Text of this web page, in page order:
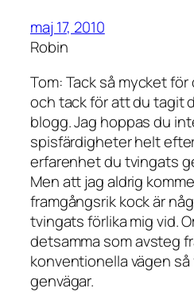
maj 17, 2010
Robin
Tom: Tack så mycket
och tack för att du tagit
blogg. Jag hoppas du
spisfärdigheter helt
erfarenhet du tvingats
Men att jag aldrig
framgångsrik kock är
tvingats förlika mig vid.
detsamma som avsteg
konventionella vägen
genvägar.